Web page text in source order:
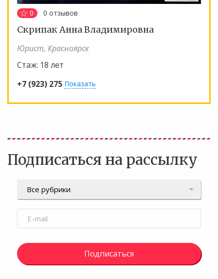
0 0 отзывов
Скрипак Анна Владимировна
Юрист, Красноярск
Стаж: 18 лет
+7 (923) 275 Показать
Подписаться на рассылку
Подписаться